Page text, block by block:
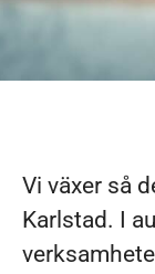
Vi växer så
Karlstad. I